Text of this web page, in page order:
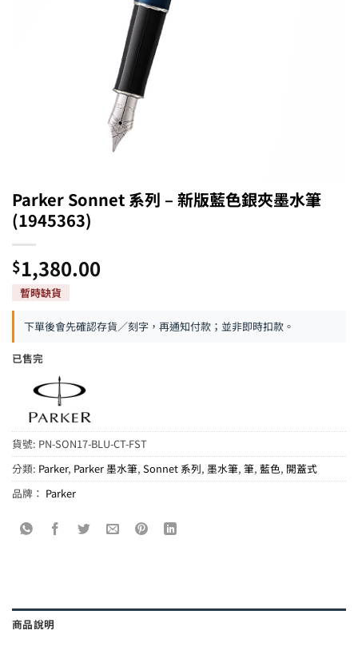
Parker Sonnet 系列 – 新版藍色銀夾墨水筆
(1945363)
$1,380.00
下單後會先確認存貨／刻字，再通知付款；並非即時扣款。
已售完
貨號: PN-SON17-BLU-CT-FST
分類: Parker, Parker 墨水筆, Sonnet 系列, 墨水筆, 筆, 藍色, 開蓋式
品牌： Parker
商品說明